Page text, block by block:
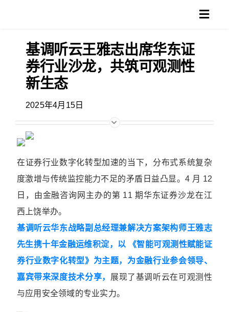
产品
方案
客户
支持
博客
搜
索：
基调听云王雅志出席华东证
券行业沙龙，共筑可观测性
新生态
2025年4月15日
在证券行业数字化转型加速的当下，分布式系统复杂
度激增与传统监控能力不足的矛盾日益凸显。4 月 12
日，由金融咨询网主办的第 11 期华东证券沙龙在江
西上饶举办。
基调听云华东战略副总经理兼解决方案架构师王雅志
先生携十年金融运维积淀，以 《智能可观测性赋能证
券行业数字化转型》为主题，为金融行业参会领导、
嘉宾带来深度技术分享， 展现了基调听云在可观测性
与应用安全领域的专业实力。